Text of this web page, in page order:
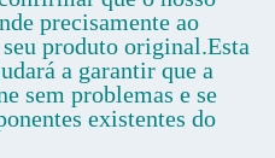
precisamente ao
produto original.Esta
a garantir que a
sem problemas e se
existentes do